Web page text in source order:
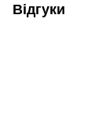
Відгуки